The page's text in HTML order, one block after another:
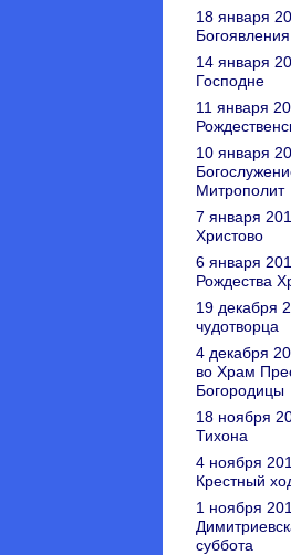
18 января
Богоявления
14 января
Господне
11 января
10 января
Митрополит
7 января
Христово
6 января
Рождества
19 декабря
чудотворца
4 декабря
во Храм
Богородицы
18 ноября
Тихона
4 ноября
Крестный
1 ноября
суббота